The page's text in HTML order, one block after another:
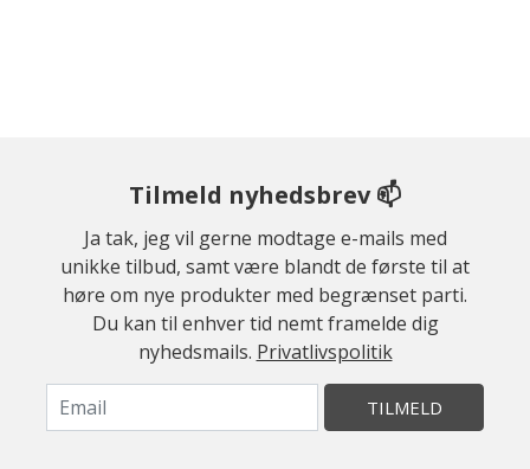
Tilmeld nyhedsbrev 📫
Ja tak, jeg vil gerne modtage e-mails med
unikke tilbud, samt være blandt de første til at
høre om nye produkter med begrænset parti.
Du kan til enhver tid nemt framelde dig
nyhedsmails. Privatlivspolitik
TILMELD